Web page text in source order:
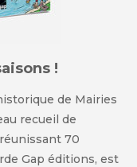
!
de Mairies
recueil de
réunissant 70
Gap éditions, est